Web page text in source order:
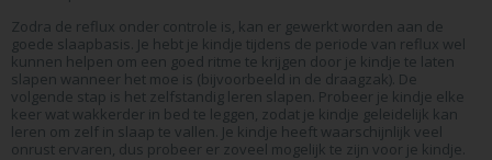
Zodra de reflux onder controle is, kan er gewerkt worden aan de
goede slaapbasis. Je hebt je kindje tijdens de periode van reflux wel
kunnen helpen om een goed ritme te krijgen door je kindje te laten
slapen wanneer het moe is (bijvoorbeeld in de draagzak). De
volgende stap is het zelfstandig leren slapen. Probeer je kindje elke
keer wat wakkerder in bed te leggen, zodat je kindje geleidelijk kan
leren om zelf in slaap te vallen. Je kindje heeft waarschijnlijk veel
onrust ervaren, dus probeer er zoveel mogelijk te zijn voor je kindje.